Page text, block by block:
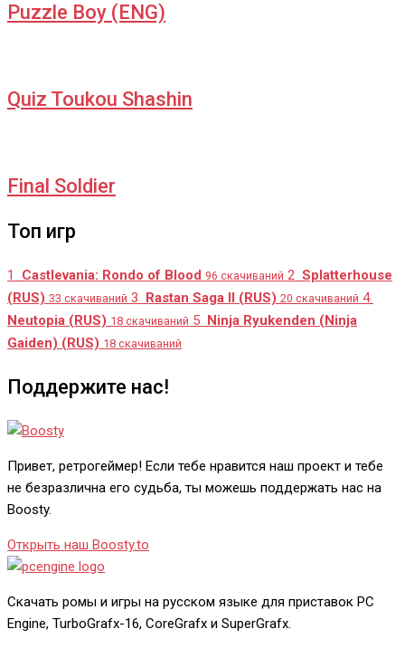
Puzzle Boy (ENG)
Quiz Toukou Shashin
Final Soldier
Топ игр
1 Castlevania: Rondo of Blood 96 скачиваний 2 Splatterhouse
(RUS) 33 скачиваний 3 Rastan Saga II (RUS) 20 скачиваний 4
Neutopia (RUS) 18 скачиваний 5 Ninja Ryukenden (Ninja
Gaiden) (RUS) 18 скачиваний
Поддержите нас!
Привет, ретрогеймер! Если тебе нравится наш проект и тебе
не безразлична его судьба, ты можешь поддержать нас на
Boosty.
Открыть наш Boosty.to
Скачать ромы и игры на русском языке для приставок PC
Engine, TurboGrafx-16, CoreGrafx и SuperGrafx.